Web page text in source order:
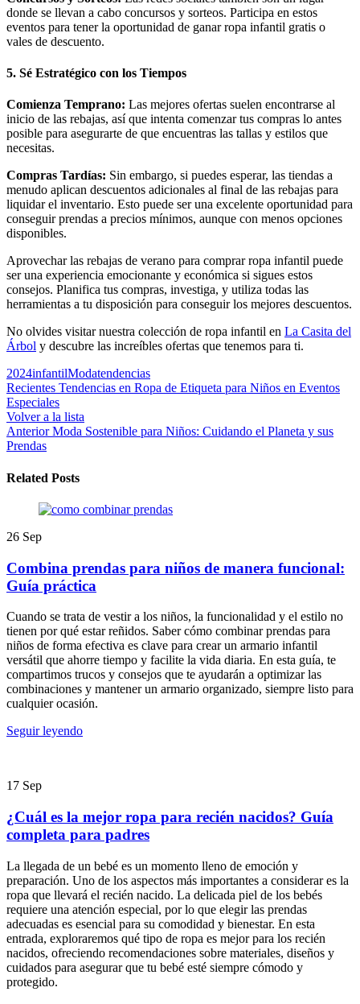
donde se llevan a cabo concursos y sorteos. Participa en estos
eventos para tener la oportunidad de ganar ropa infantil gratis o
vales de descuento.
5. Sé Estratégico con los Tiempos
Comienza Temprano: Las mejores ofertas suelen encontrarse al
inicio de las rebajas, así que intenta comenzar tus compras lo antes
posible para asegurarte de que encuentras las tallas y estilos que
necesitas.
Compras Tardías: Sin embargo, si puedes esperar, las tiendas a
menudo aplican descuentos adicionales al final de las rebajas para
liquidar el inventario. Esto puede ser una excelente oportunidad para
conseguir prendas a precios mínimos, aunque con menos opciones
disponibles.
Aprovechar las rebajas de verano para comprar ropa infantil puede
ser una experiencia emocionante y económica si sigues estos
consejos. Planifica tus compras, investiga, y utiliza todas las
herramientas a tu disposición para conseguir los mejores descuentos.
No olvides visitar nuestra colección de ropa infantil en La Casita del
Árbol y descubre las increíbles ofertas que tenemos para ti.
2024infantilModatendencias
Recientes Tendencias en Ropa de Etiqueta para Niños en Eventos
Especiales
Volver a la lista
Anterior Moda Sostenible para Niños: Cuidando el Planeta y sus
Prendas
Related Posts
26 Sep
Combina prendas para niños de manera funcional:
Guía práctica
Cuando se trata de vestir a los niños, la funcionalidad y el estilo no
tienen por qué estar reñidos. Saber cómo combinar prendas para
niños de forma efectiva es clave para crear un armario infantil
versátil que ahorre tiempo y facilite la vida diaria. En esta guía, te
compartimos trucos y consejos que te ayudarán a optimizar las
combinaciones y mantener un armario organizado, siempre listo para
cualquier ocasión.
Seguir leyendo
17 Sep
¿Cuál es la mejor ropa para recién nacidos? Guía
completa para padres
La llegada de un bebé es un momento lleno de emoción y
preparación. Uno de los aspectos más importantes a considerar es la
ropa que llevará el recién nacido. La delicada piel de los bebés
requiere una atención especial, por lo que elegir las prendas
adecuadas es esencial para su comodidad y bienestar. En esta
entrada, exploraremos qué tipo de ropa es mejor para los recién
nacidos, ofreciendo recomendaciones sobre materiales, diseños y
cuidados para asegurar que tu bebé esté siempre cómodo y
protegido.